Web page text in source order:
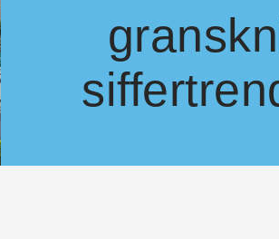
Denna gång: Storaffärer på gång i